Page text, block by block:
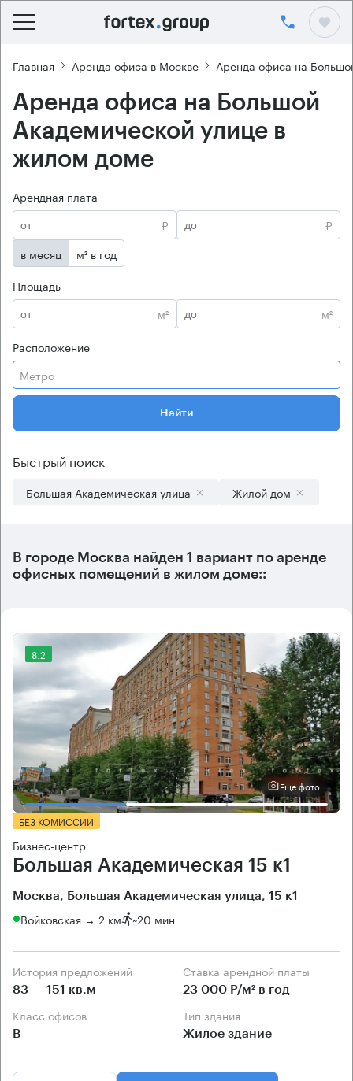
Главная Аренда офиса в Москве Аренда офиса на
Аренда офиса на Большой
Академической улице в
жилом доме
Арендная плата
₽
₽
в месяц
м² в год
Площадь
м²
м²
Расположение
Метро
Найти
Быстрый поиск
Большая Академическая улица Жилой дом
В городе Москва найден 1 вариант по аренде
офисных помещений в жилом доме::
8.2
Еще фото
БЕЗ КОМИССИИ
Бизнес-центр
Большая Академическая 15 к1
Москва, Большая Академическая улица, 15 к1
Войковская → 2 км ~20 мин
История предложений
83 — 151 кв.м
Ставка арендной платы
23 000 Р/м² в год
Класс офисов
B
Тип здания
Жилое здание